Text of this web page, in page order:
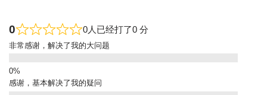
0 0人已经打了0 分
非常感谢，解决了我的大问题
感谢，基本解决了我的疑问